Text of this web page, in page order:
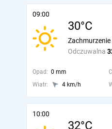
09:00
30°C
Odczuwalna
Zachmurzenie
Opad: 0 mm
Wiatr:
4 km/h
10:00
32°C